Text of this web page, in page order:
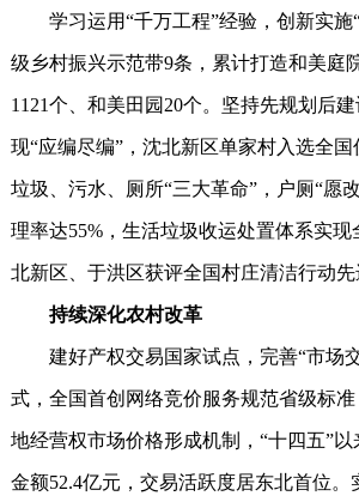
学习运用“千万工程”经验，创新实施
级乡村振兴示范带9条，累计打造和美庭
1121个、和美田园20个。坚持先规划后
现“应编尽编”，沈北新区单家村入选全
垃圾、污水、厕所“三大革命”，户厕“愿
理率达55%，生活垃圾收运处置体系实
北新区、于洪区获评全国村庄清洁行动先
持续深化农村改革
建好产权交易国家试点，完善“市场
式，全国首创网络竞价服务规范省级标
地经营权市场价格形成机制，“十四五”以
金额52.4亿元，交易活跃度居东北首位。